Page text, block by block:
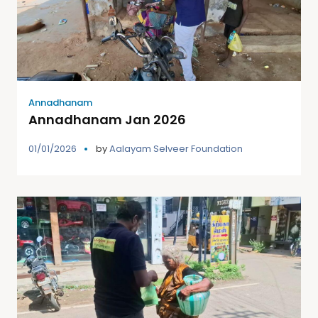
Aalayam Selveer Foundation
Fri Nov 7th, 2025
+5
"அன்னமிட்டு மகிழ் "
Annadhanam
Annadhanam Jan 2026
01/01/2026 byAalayam Selveer Foundation